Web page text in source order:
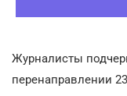
Журналисты
перенаправлении